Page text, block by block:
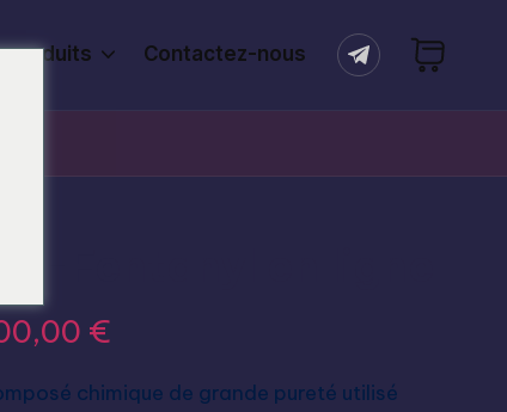
produits Contactez-nous
€
chimique de grande pureté utilisé